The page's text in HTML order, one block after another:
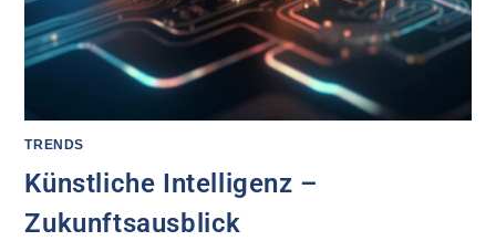
TRENDS
Künstliche Intelligenz –
Zukunftsausblick